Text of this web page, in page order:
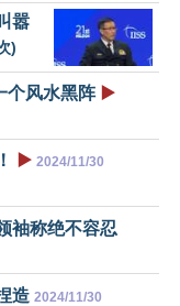
嚣
)
个风水黑阵 ▶️
▶️ 2024/11/30
袖称绝不容忍
造 2024/11/30